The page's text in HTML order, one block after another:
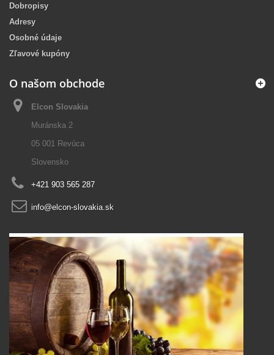
Dobropisy
Adresy
Osobné údaje
Zľavové kupóny
O našom obchode
Elcon Slovakia
Muránska 2
05 001 Revúca
Slovensko
+421 903 565 287
info@elcon-slovakia.sk